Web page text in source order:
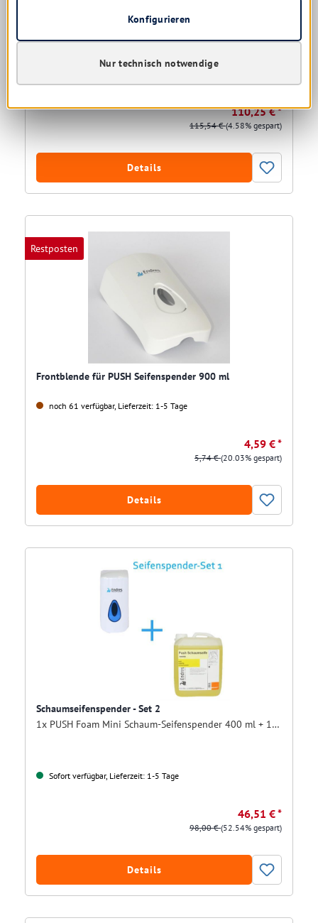
Spender Metall für 1 und 2 ltr.-Varioflaschen
110,25 € *
115,54 €(4.58% gespart)
Details
Restposten
Frontblende für PUSH Seifenspender 900 ml
noch 61 verfügbar, Lieferzeit: 1-5 Tage
4,59 € *
5,74 €(20.03% gespart)
Details
Schaumseifenspender - Set 2
1x PUSH Foam Mini Schaum-Seifenspender 400 ml + 1 Ka. á 5 ltr. Push Schaumseife
Sofort verfügbar, Lieferzeit: 1-5 Tage
46,51 € *
98,00 €(52.54% gespart)
Details
Nur technisch notwendige
Konfigurieren